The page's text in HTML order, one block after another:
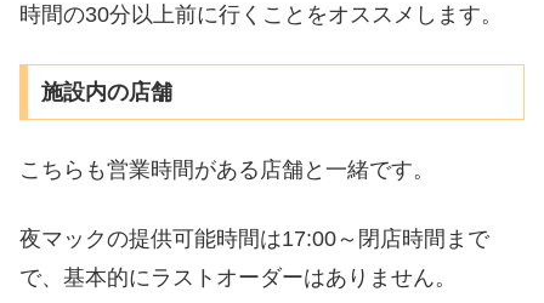
時間の30分以上前に行くことをオススメします。
施設内の店舗
こちらも営業時間がある店舗と一緒です。
夜マックの提供可能時間は17:00～閉店時間まで
で、基本的にラストオーダーはありません。